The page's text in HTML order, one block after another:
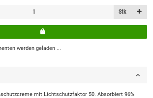
Stk
werden geladen ...
mit Lichtschutzfaktor 50. Absorbiert 96%